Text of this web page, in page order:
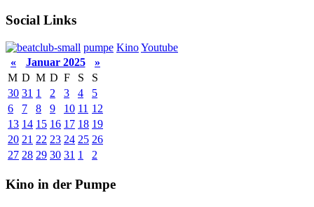
Social Links
pumpe KinoYoutube
«
Januar 2025
»
M D M D F S
S
30 31 1 2 3 4
5
6
7 8 9 10 11 12
13 14 15 16 17 18 19
20 21 22 23 24 25 26
27 28 29 30 31 1 2
Kino in der Pumpe